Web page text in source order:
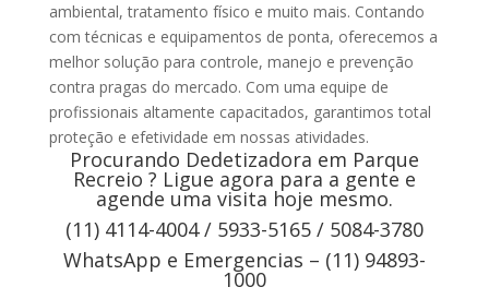
ambiental, tratamento físico e muito mais. Contando
com técnicas e equipamentos de ponta, oferecemos a
melhor solução para controle, manejo e prevenção
contra pragas do mercado. Com uma equipe de
profissionais altamente capacitados, garantimos total
proteção e efetividade em nossas atividades.
Procurando Dedetizadora em Parque
Recreio ? Ligue agora para a gente e
agende uma visita hoje mesmo.
(11) 4114-4004 / 5933-5165 / 5084-3780
WhatsApp e Emergencias – (11) 94893-
1000